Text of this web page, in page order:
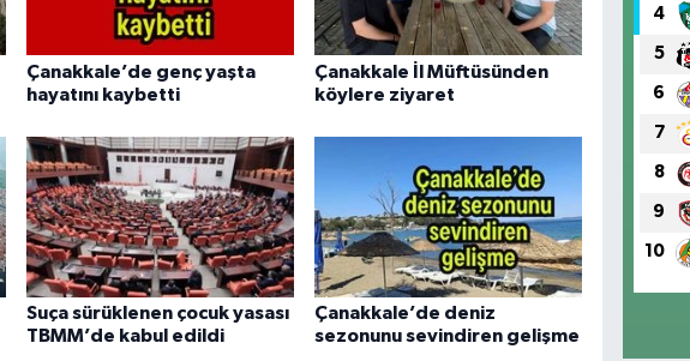
Çanakkale’de genç yaşta
hayatını kaybetti
Çanakkale İl Müftüsünden
köylere ziyaret
Suça sürüklenen çocuk yasası
TBMM’de kabul edildi
Çanakkale’de deniz
sezonunu sevindiren gelişme
4
5
6
7
8
9
10